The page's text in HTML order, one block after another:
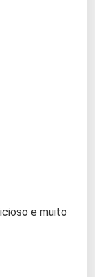
e muito